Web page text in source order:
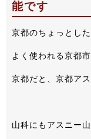
能です
京都のちょっとし
よく使われる京都
京都だと、京都ア
山科にもアスニー